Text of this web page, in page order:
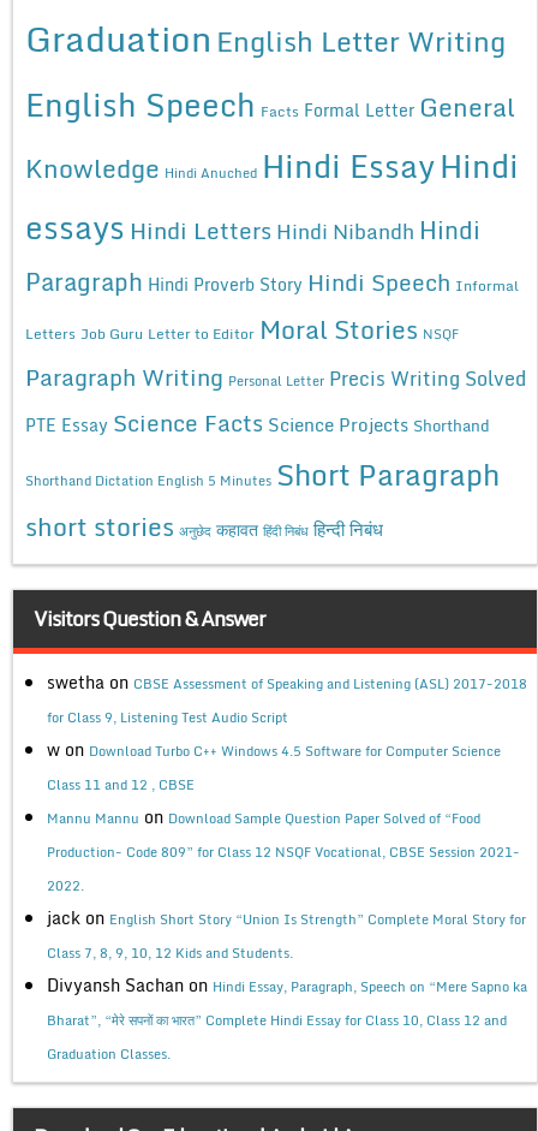
Graduation English Letter Writing
English Speech Facts Formal Letter General
Knowledge Hindi Anuched Hindi EssayHindi
essays Hindi Letters Hindi Nibandh Hindi
Paragraph Hindi Proverb Story Hindi Speech Informal
Letters Job Guru Letter to Editor Moral Stories NSQF
Paragraph Writing Personal Letter Precis Writing Solved
PTE Essay Science Facts Science Projects Shorthand
Shorthand Dictation English 5 Minutes Short Paragraph
short stories अनुछेद कहावत हिंदी निबंध हिन्दी निबंध
Visitors Question & Answer
swetha on CBSE Assessment of Speaking and Listening (ASL) 2017-2018
for Class 9, Listening Test Audio Script
w on Download Turbo C++ Windows 4.5 Software for Computer Science
Class 11 and 12 , CBSE
Mannu Mannu on Download Sample Question Paper Solved of “Food
Production- Code 809” for Class 12 NSQF Vocational, CBSE Session 2021-
2022.
jack on English Short Story “Union Is Strength” Complete Moral Story for
Class 7, 8, 9, 10, 12 Kids and Students.
Divyansh Sachan on Hindi Essay, Paragraph, Speech on “Mere Sapno ka
Bharat”, “मेरे सपनों का भारत” Complete Hindi Essay for Class 10, Class 12 and
Graduation Classes.